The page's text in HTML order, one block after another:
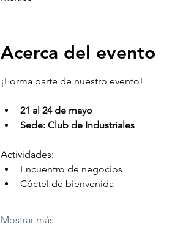
Acerca del evento
¡Forma parte de nuestro evento!
21 al 24 de mayo
Sede: Club de Industriales
Actividades:
Encuentro de negocios
Cóctel de bienvenida
Mostrar más